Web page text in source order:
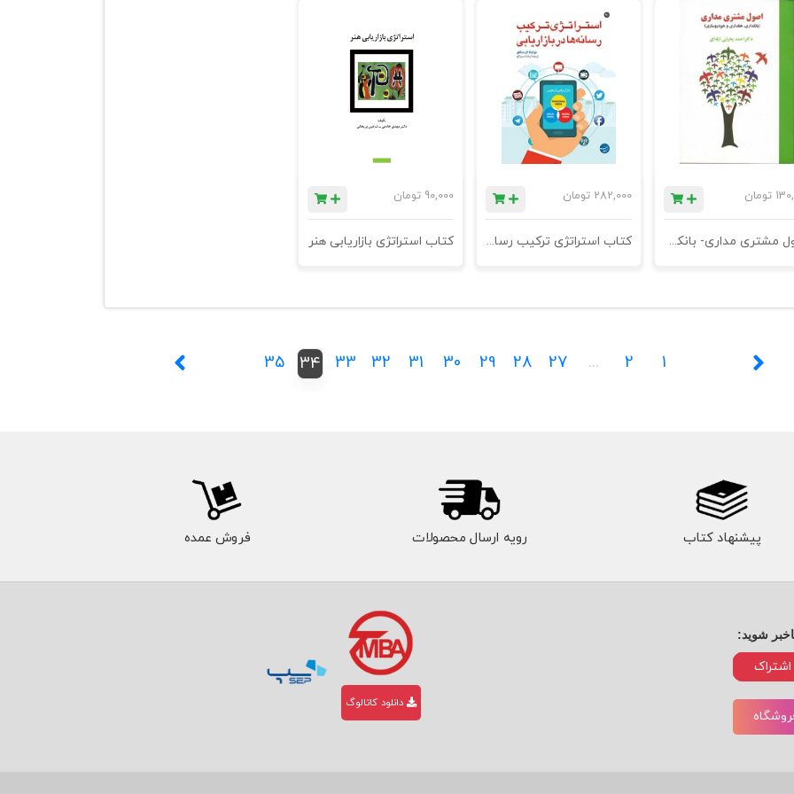
تومان
اصول مشتری مداری- بانکداری هتلداری و خودروسازی- جاجرمی
282,000 تومان
کتاب استراتژی ترکیب رسانه ها در بازاریابی
90,000 تومان
کتاب استراتژی بازاریابی هنر
1
2
...
27
28
29
30
31
32
33
34
35
پیشنهاد کتاب رویه ارسال محصولات فروش عمده
شوید:
اشتراک
دانلود کاتالوگ